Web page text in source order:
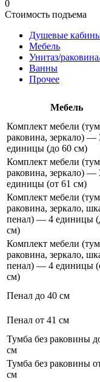
0
Стоимость подъема
Душевые
Мебель
Унитаз/
Ванны
Прочее
Мебель
Комплект мебели
раковина, зеркало) —
единицы (до 60 см)
Комплект мебели
раковина, зеркало) —
единицы (от 61 см)
Комплект мебели
раковина, зеркало,
пенал) — 4 единицы
см)
Комплект мебели
раковина, зеркало,
пенал) — 4 единицы
см)
Пенал до 40 см
Пенал от 41 см
Тумба без раковины
см
Тумба без раковины
см